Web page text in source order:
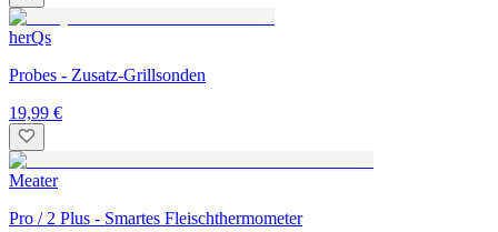
herQs
Probes - Zusatz-Grillsonden
19,99 €
Meater
Pro / 2 Plus - Smartes Fleischthermometer